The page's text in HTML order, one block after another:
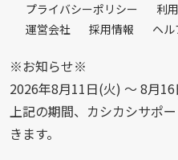
プライバシーポリシー 利
運営会社
採用情報 ヘル
※お知らせ※
2026年8月11日(火) 〜 8月
上記の期間、カシカシサポ
きます。